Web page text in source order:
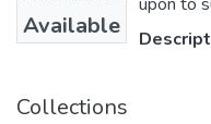
Available
Collections